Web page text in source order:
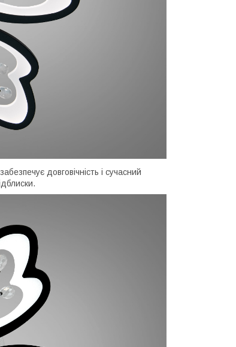
довговічність і сучасний